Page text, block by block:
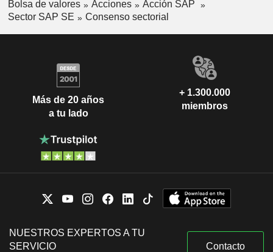
Bolsa de valores Acciones
Acción SAP
Sector SAP SE
Consenso sectorial
Más de 20 años
a tu lado
+ 1.300.000
miembros
NUESTROS EXPERTOS A TU
SERVICIO
Contacto